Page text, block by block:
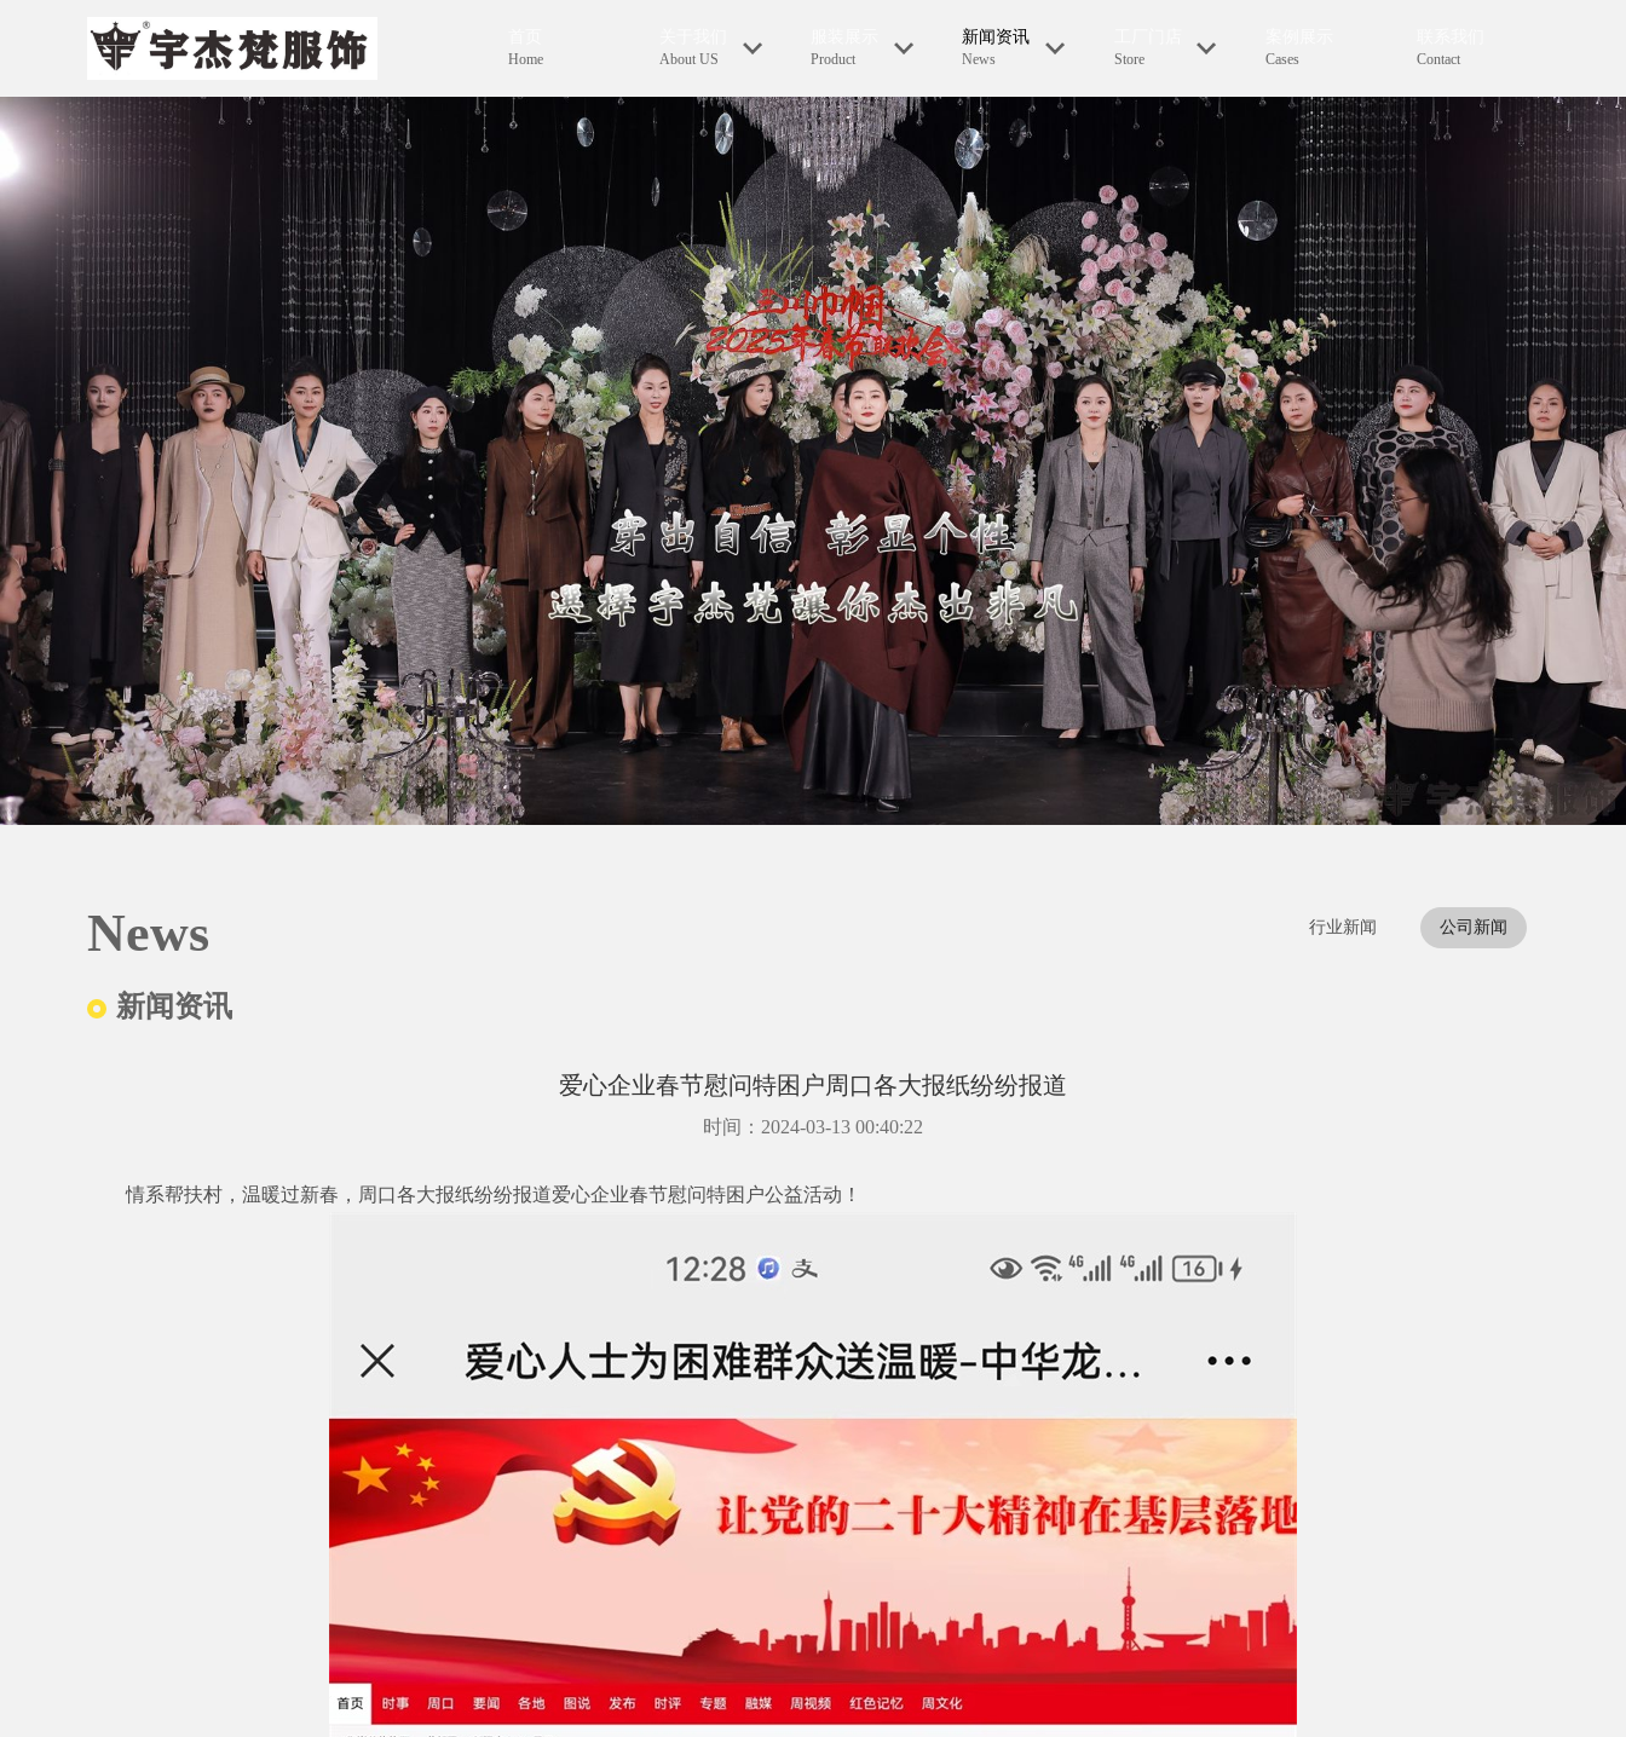
Home About US Product
新闻资讯
News Store Cases Contact
News
新闻资讯
公司新闻
行业新闻
爱心企业春节慰问特困户周口各大报纸纷纷报道
时间：2024-03-13 00:40:22
情系帮扶村，温暖过新春，周口各大报纸纷纷报道爱心企业春节慰问特困户公益活动！